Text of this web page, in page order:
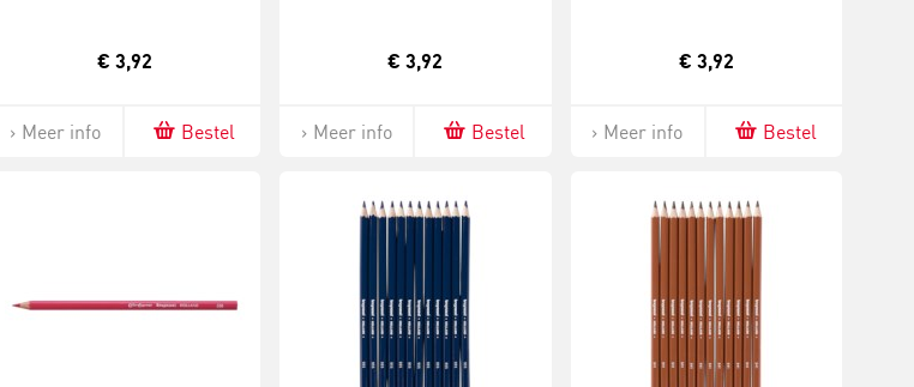
€ 3,92
Meer info Bestel
€ 3,92
Meer info Bestel
€ 3,92
Meer info Bestel